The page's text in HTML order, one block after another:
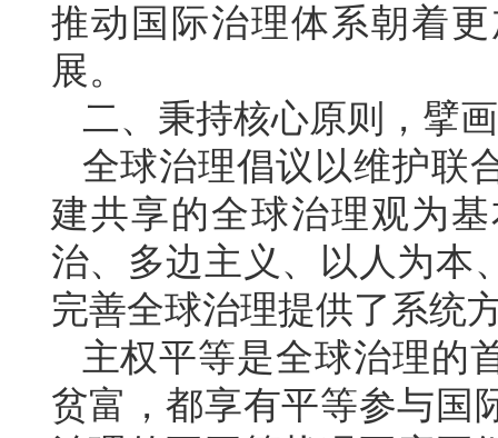
推动国际治理体系朝着
展。
二、秉持核心原则，擘
全球治理倡议以维护联
建共享的全球治理观为
治、多边主义、以人为本
完善全球治理提供了系统
主权平等是全球治理的
贫富，都享有平等参与国